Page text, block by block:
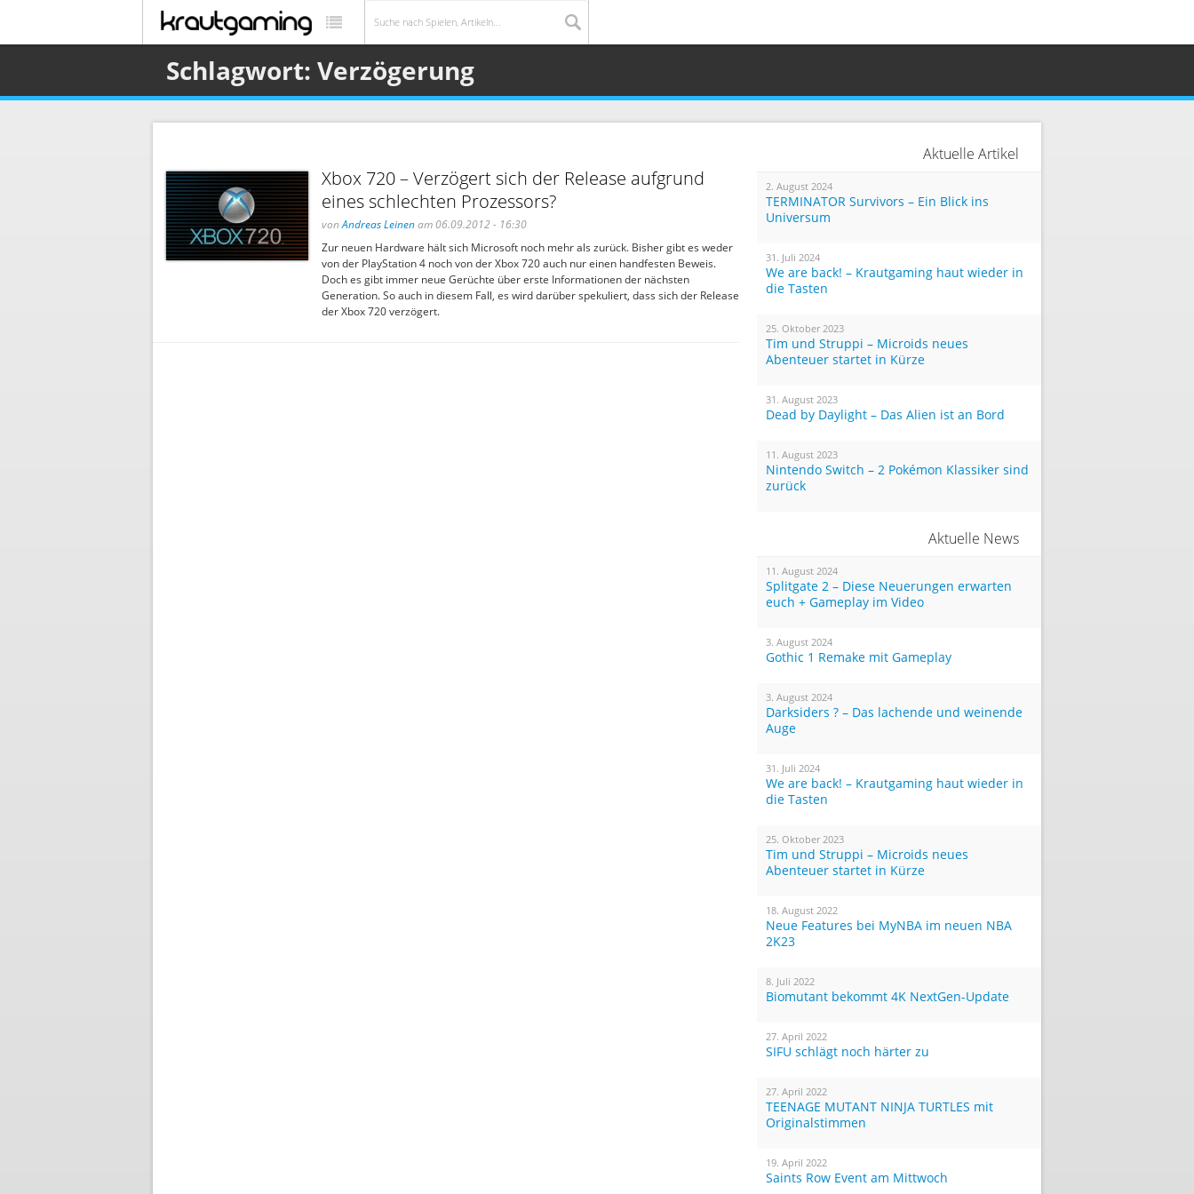
Schlagwort: Verzögerung
Xbox 720 – Verzögert sich der Release aufgrund
eines schlechten Prozessors?
vonAndreas Leinenam 06.09.2012 - 16:30
Zur neuen Hardware hält sich Microsoft noch mehr als zurück. Bisher gibt es weder
von der PlayStation 4 noch von der Xbox 720 auch nur einen handfesten Beweis.
Doch es gibt immer neue Gerüchte über erste Informationen der nächsten
Generation. So auch in diesem Fall, es wird darüber spekuliert, dass sich der Release
der Xbox 720 verzögert.
Aktuelle Artikel
2. August 2024
TERMINATOR Survivors – Ein Blick ins
Universum
31. Juli 2024
We are back! – Krautgaming haut wieder in
die Tasten
25. Oktober 2023
Tim und Struppi – Microids neues
Abenteuer startet in Kürze
31. August 2023
Dead by Daylight – Das Alien ist an Bord
11. August 2023
Nintendo Switch – 2 Pokémon Klassiker sind
zurück
Aktuelle News
11. August 2024
Splitgate 2 – Diese Neuerungen erwarten
euch + Gameplay im Video
3. August 2024
Gothic 1 Remake mit Gameplay
3. August 2024
Darksiders ? – Das lachende und weinende
Auge
31. Juli 2024
We are back! – Krautgaming haut wieder in
die Tasten
25. Oktober 2023
Tim und Struppi – Microids neues
Abenteuer startet in Kürze
18. August 2022
Neue Features bei MyNBA im neuen NBA
2K23
8. Juli 2022
Biomutant bekommt 4K NextGen-Update
27. April 2022
SIFU schlägt noch härter zu
27. April 2022
TEENAGE MUTANT NINJA TURTLES mit
Originalstimmen
19. April 2022
Saints Row Event am Mittwoch